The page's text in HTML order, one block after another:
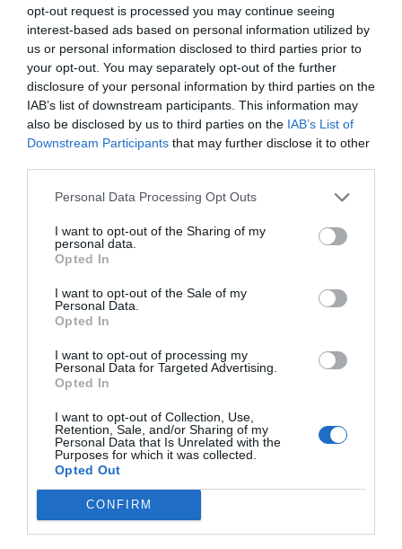
opt-out request is processed you may continue seeing
interest-based ads based on personal information utilized by
us or personal information disclosed to third parties prior to
your opt-out. You may separately opt-out of the further
disclosure of your personal information by third parties on the
IAB’s list of downstream participants. This information may
also be disclosed by us to third parties on the IAB’s List of
Downstream Participants that may further disclose it to other
Personal Data Processing Opt Outs
I want to opt-out of the Sharing of my
personal data.
Opted In
I want to opt-out of the Sale of my
Personal Data.
Opted In
I want to opt-out of processing my
Personal Data for Targeted Advertising.
Opted In
I want to opt-out of Collection, Use,
Retention, Sale, and/or Sharing of my
Personal Data that Is Unrelated with the
Purposes for which it was collected.
Opted Out
CONFIRM
Cristina Martín 07/08/26 14:09
INTERNACIONAL
Venezuela. Comienza el diálogo entre
chavismo y un sector de la oposición, pero
los venezolanos quieren a Corina
José Ángel Gutiérrez 07/08/26 11:46
ECONOMÍA
El ‘gran’ logro del ministro Puente: los
15,5% hasta junio
Cristina Martín 07/08/26 12:37
SOCIEDAD
Ataque cristianófobo en la muy ‘woke’ ciudad
de Nueva York: destrozan una imagen de la
Virgen María
Redacción
Marcelo Gullo: “El trabajo de desmitificar la
historia, de poner la verdadera, de
desmontar la falsificación, es un trabajo
cristiano"
por Hispanidad
Artículos anteriores